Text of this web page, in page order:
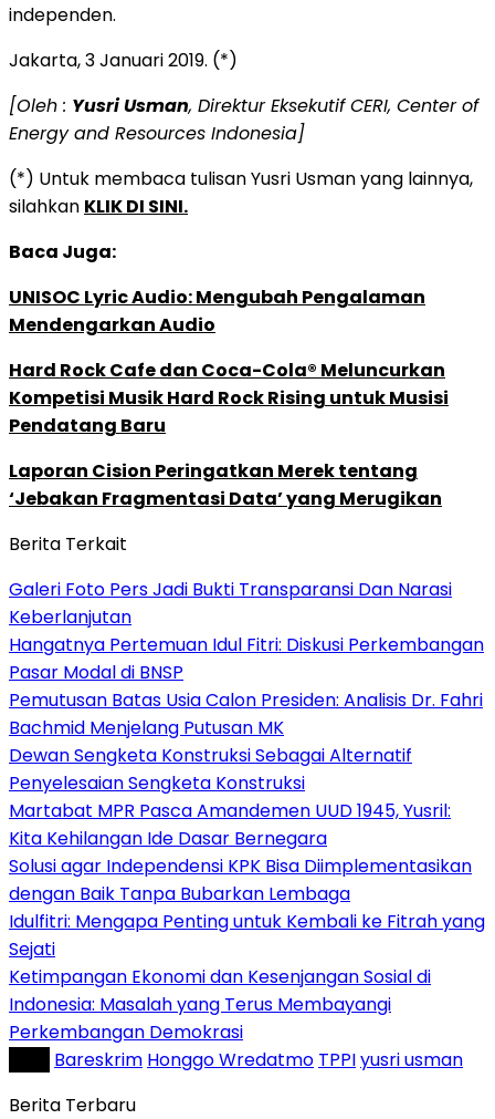
independen.
Jakarta, 3 Januari 2019. (*)
[Oleh : Yusri Usman, Direktur Eksekutif CERI, Center of
Energy and Resources Indonesia]
(*) Untuk membaca tulisan Yusri Usman yang lainnya,
silahkan KLIK DI SINI.
Baca Juga:
UNISOC Lyric Audio: Mengubah Pengalaman
Mendengarkan Audio
Hard Rock Cafe dan Coca-Cola® Meluncurkan
Kompetisi Musik Hard Rock Rising untuk Musisi
Pendatang Baru
Laporan Cision Peringatkan Merek tentang
‘Jebakan Fragmentasi Data’ yang Merugikan
Berita Terkait
Galeri Foto Pers Jadi Bukti Transparansi Dan Narasi
Keberlanjutan
Hangatnya Pertemuan Idul Fitri: Diskusi Perkembangan
Pasar Modal di BNSP
Pemutusan Batas Usia Calon Presiden: Analisis Dr. Fahri
Bachmid Menjelang Putusan MK
Dewan Sengketa Konstruksi Sebagai Alternatif
Penyelesaian Sengketa Konstruksi
Martabat MPR Pasca Amandemen UUD 1945, Yusril:
Kita Kehilangan Ide Dasar Bernegara
Solusi agar Independensi KPK Bisa Diimplementasikan
dengan Baik Tanpa Bubarkan Lembaga
Idulfitri: Mengapa Penting untuk Kembali ke Fitrah yang
Sejati
Ketimpangan Ekonomi dan Kesenjangan Sosial di
Indonesia: Masalah yang Terus Membayangi
Perkembangan Demokrasi
Bareskrim Honggo Wredatmo TPPIyusri usman
Berita Terbaru